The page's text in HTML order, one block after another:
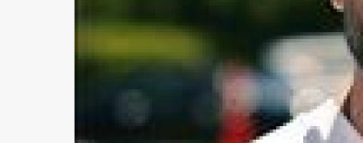
صلاح: نستهدف إنجازًا تاريخيًا في كأس العالم ومواجهة البرازيل خطوة مهمة